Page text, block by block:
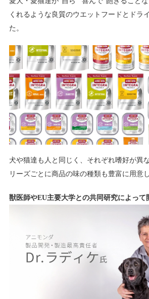
くれるような良質のウエットフードとドラ
た。
犬や猫達も人と同じく、それぞれ嗜好が異
リーズごとに商品の味の種類も豊富に用意
獣医師やEU主要大学との共同研究によって